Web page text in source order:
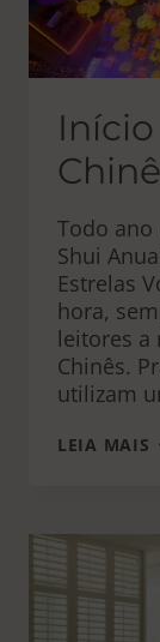
Todo ano
Shui
Estrelas
hora,
leitores a
Chinês.
utilizam
LEIA MAIS